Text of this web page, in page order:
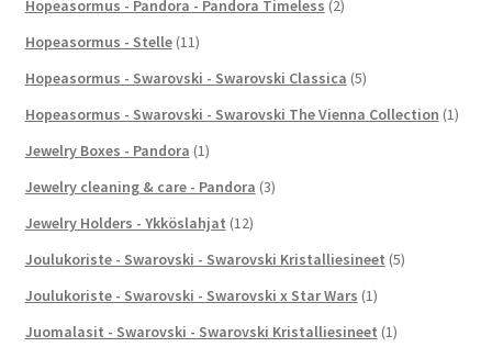
Hopeasormus - Pandora - Pandora Timeless (2)
Hopeasormus - Stelle (11)
Hopeasormus - Swarovski - Swarovski Classica (5)
Hopeasormus - Swarovski - Swarovski The Vienna Collection (1)
Jewelry Boxes - Pandora (1)
Jewelry cleaning & care - Pandora (3)
Jewelry Holders - Ykköslahjat (12)
Joulukoriste - Swarovski - Swarovski Kristalliesineet (5)
Joulukoriste - Swarovski - Swarovski x Star Wars (1)
Juomalasit - Swarovski - Swarovski Kristalliesineet (1)